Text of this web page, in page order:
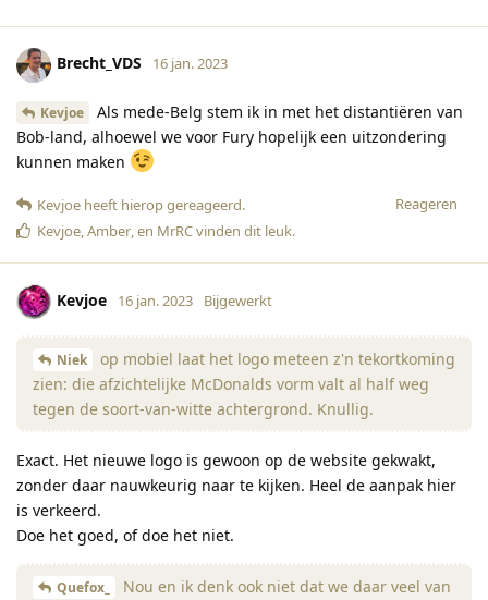
Brecht_VDS 16 jan. 2023
Kevjoe
Als mede-Belg stem ik in met het distantiëren van
Bob-land, alhoewel we voor Fury hopelijk een uitzondering
kunnen maken
Reageren
Kevjoe heeft hierop gereageerd.
Kevjoe,Amber, en MrRCvinden dit leuk.
Kevjoe 16 jan. 2023 Bijgewerkt
Niek
op mobiel laat het logo meteen z'n tekortkoming
zien: die afzichtelijke McDonalds vorm valt al half weg
tegen de soort-van-witte achtergrond. Knullig.
Exact. Het nieuwe logo is gewoon op de website gekwakt,
zonder daar nauwkeurig naar te kijken. Heel de aanpak hier
is verkeerd.
Doe het goed, of doe het niet.
Quefox_
Nou en ik denk ook niet dat we daar veel van